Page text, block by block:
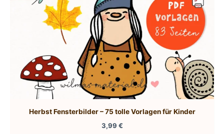
Herbst Fensterbilder – 75 tolle Vorlagen für Kinder
3,99 €